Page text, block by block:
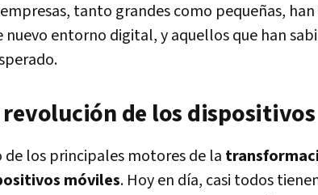
empresas, tanto grandes como pequeñas,
nuevo entorno digital, y aquellos que han
revolución de los
de los principales motores de la
móviles. Hoy en día, casi todos